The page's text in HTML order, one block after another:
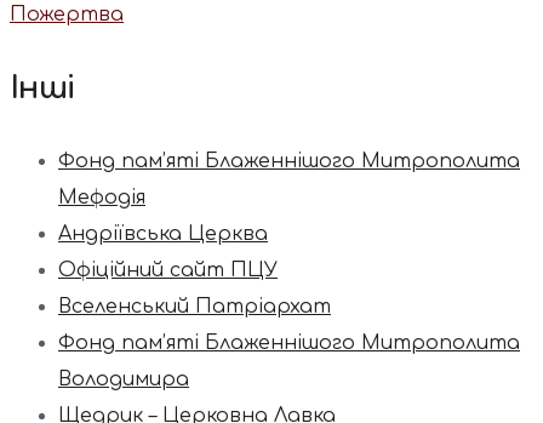
Пожертва
Інші
Фонд пам’яті Блаженнішого Митрополита
Мефодія
Андріївська Церква
Офіційний сайт ПЦУ
Вселенський Патріархат
Фонд пам’яті Блаженнішого Митрополита
Володимира
Щедрик – Церковна Лавка